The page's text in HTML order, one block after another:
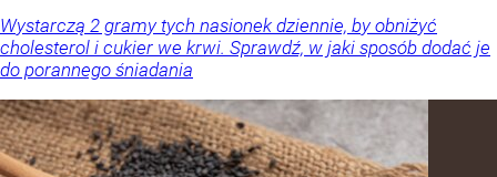
Wystarczą 2 gramy tych nasionek dziennie, by obniżyć
cholesterol i cukier we krwi. Sprawdź, w jaki sposób dodać je
do porannego śniadania